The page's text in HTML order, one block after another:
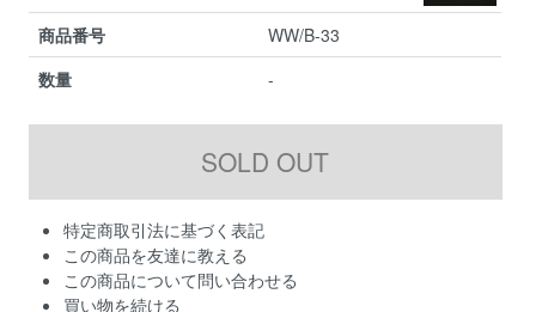
商品番号
WW/B-33
数量
-
特定商取引法に基づく表記
この商品を友達に教える
この商品について問い合わせる
買い物を続ける